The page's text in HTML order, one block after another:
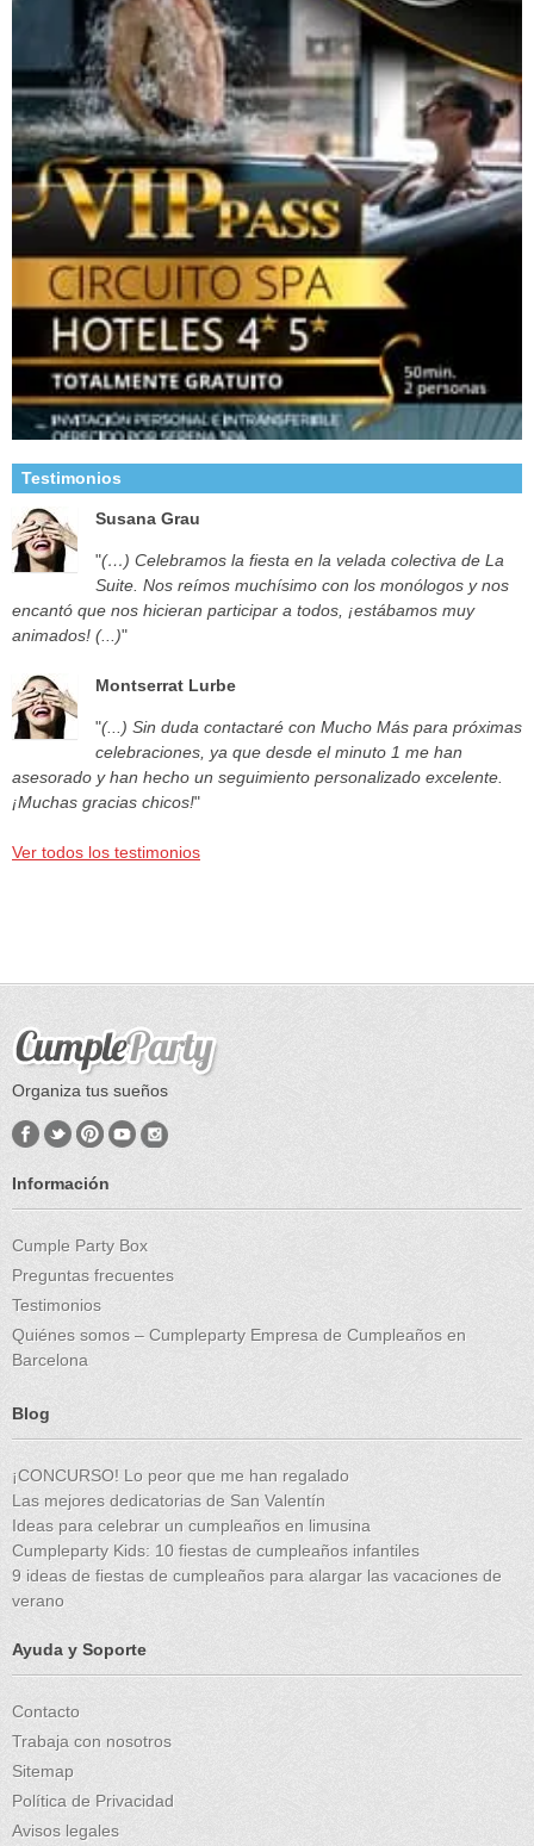
Testimonios
Susana Grau
"(…) Celebramos la fiesta en la velada colectiva de La
Suite. Nos reímos muchísimo con los monólogos y nos
encantó que nos hicieran participar a todos, ¡estábamos muy
animados! (...)"
Montserrat Lurbe
"(...) Sin duda contactaré con Mucho Más para próximas
celebraciones, ya que desde el minuto 1 me han
asesorado y han hecho un seguimiento personalizado excelente.
¡Muchas gracias chicos!"
Ver todos los testimonios
Organiza tus sueños
Información
Cumple Party Box
Preguntas frecuentes
Testimonios
Quiénes somos – Cumpleparty Empresa de Cumpleaños en
Barcelona
Blog
¡CONCURSO! Lo peor que me han regalado
Las mejores dedicatorias de San Valentín
Ideas para celebrar un cumpleaños en limusina
Cumpleparty Kids: 10 fiestas de cumpleaños infantiles
9 ideas de fiestas de cumpleaños para alargar las vacaciones de
verano
Ayuda y Soporte
Contacto
Trabaja con nosotros
Sitemap
Política de Privacidad
Avisos legales